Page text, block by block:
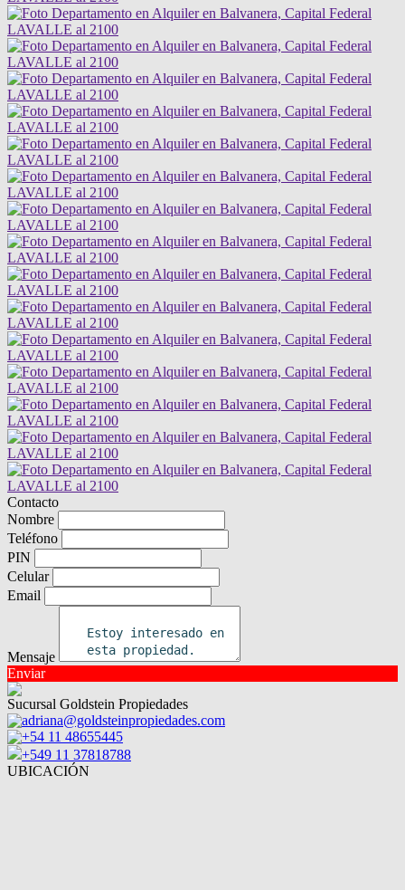
Contacto
Nombre
Teléfono
PIN
Celular
Email
Mensaje
Enviar
Sucursal Goldstein Propiedades
adriana@goldsteinpropiedades.com
+54 11 48655445
+549 11 37818788
UBICACIÓN